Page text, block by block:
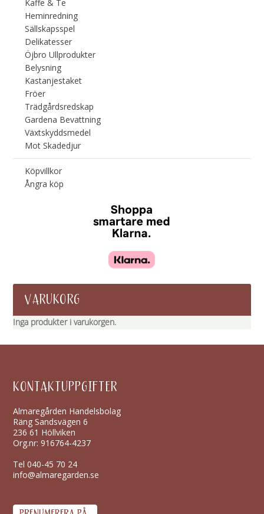
Kaffe & Te
Heminredning
Sällskapsspel
Delikatesser
Öjbro Ullprodukter
Belysning
Kastanjestaket
Fröer
Trädgårdsredskap
Gardena Bevattning
Växtskyddsmedel
Mot Skadedjur
Köpvillkor
Ångra köp
VARUKORG
Inga produkter i varukorgen.
KONTAKTUPPGIFTER
Almaregården Handelsbolag
Räng Sandsvägen 6
236 61 Höllviken
Org.nr: 916764-4237
Tel040-45 70 24
info@almaregarden.se